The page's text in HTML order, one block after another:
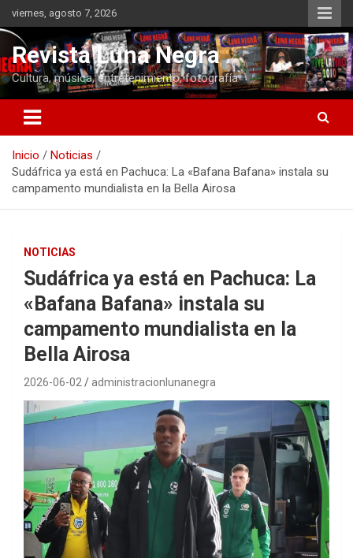
Saltar
al
contenido
viernes, agosto 7, 2026
Revista Luna Negra
Cultura, música, entretenimiento, fotografía
Inicio
Noticias
Sudáfrica ya está en Pachuca: La «Bafana Bafana» instala su
campamento mundialista en la Bella Airosa
NOTICIAS
Sudáfrica ya está en Pachuca: La
«Bafana Bafana» instala su
campamento mundialista en la
Bella Airosa
2026-06-02 administracionlunanegra